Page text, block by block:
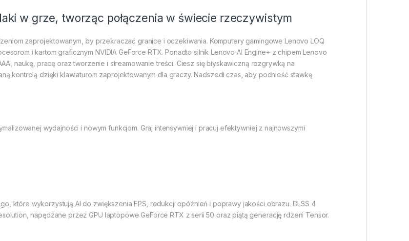
w grze, tworząc połączenia w świecie rzeczywistym
zaprojektowanym, by przekraczać granice i oczekiwania. Komputery gamingowe Lenovo LOQ
i kartom graficznym NVIDIA GeForce RTX. Ponadto silnik Lenovo AI Engine+ z chipem Lenovo
naukę, pracę oraz tworzenie i streamowanie treści. Ciesz się błyskawiczną rozgrywką na
kontrolą dzięki klawiaturom zaprojektowanym dla graczy. Nadszedł czas, aby podnieść stawkę
wydajności i nowym funkcjom. Graj intensywniej i pracuj efektywniej z najnowszymi
które wykorzystują AI do zwiększenia FPS, redukcji opóźnień i poprawy jakości obrazu. DLSS 4
napędzane przez GPU laptopowe GeForce RTX z serii 50 oraz piątą generację rdzeni Tensor.